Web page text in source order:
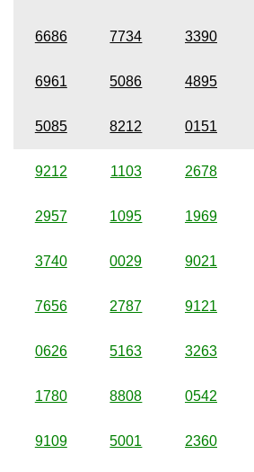
6686 7734 3390
6961 5086 4895
5085 8212 0151
9212 1103 2678
2957 1095 1969
3740 0029 9021
7656 2787 9121
0626 5163 3263
1780 8808 0542
9109 5001 2360